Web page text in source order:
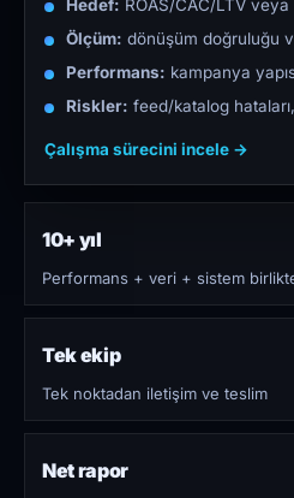
Hedef: ROAS/CAC/LTV
Ölçüm: dönüşüm doğruluğu
Performans: kampanya
Riskler: feed/katalog
Çalışma sürecini incele →
10+ yıl
Performans + veri + sistem
Tek ekip
Tek noktadan iletişim ve teslim
Net rapor